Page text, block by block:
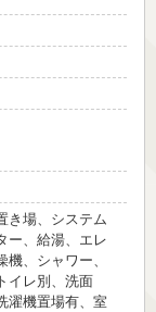
き場、システム
ー、給湯、エレ
、シャワー、
イレ別、洗面
濯機置場有、室